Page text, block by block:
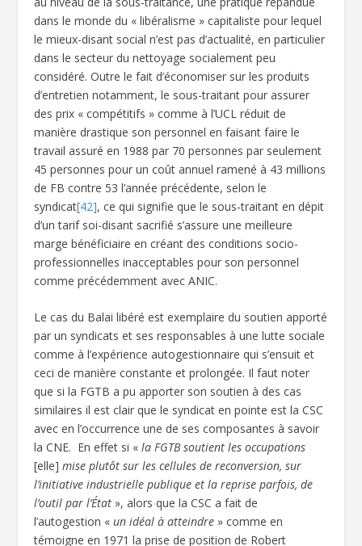
dans le monde du « libéralisme » capitaliste pour lequel
le mieux-disant social n’est pas d’actualité, en particulier
dans le secteur du nettoyage socialement peu
considéré. Outre le fait d’économiser sur les produits
d’entretien notamment, le sous-traitant pour assurer
des prix « compétitifs » comme à l’UCL réduit de
manière drastique son personnel en faisant faire le
travail assuré en 1988 par 70 personnes par seulement
45 personnes pour un coût annuel ramené à 43 millions
de FB contre 53 l’année précédente, selon le
syndicat[42], ce qui signifie que le sous-traitant en dépit
d’un tarif soi-disant sacrifié s’assure une meilleure
marge bénéficiaire en créant des conditions socio-
professionnelles inacceptables pour son personnel
comme précédemment avec ANIC.
Le cas du Balai libéré est exemplaire du soutien apporté
par un syndicats et ses responsables à une lutte sociale
comme à l’expérience autogestionnaire qui s’ensuit et
ceci de manière constante et prolongée. Il faut noter
que si la FGTB a pu apporter son soutien à des cas
similaires il est clair que le syndicat en pointe est la CSC
avec en l’occurrence une de ses composantes à savoir
la CNE. En effet si «la FGTB soutient les occupations
[elle]mise plutôt sur les cellules de reconversion, sur
l’initiative industrielle publique et la reprise parfois, de
l’outil par l’État », alors que la CSC a fait de
l’autogestion «un idéal à atteindre » comme en
témoigne en 1971 la prise de position de Robert